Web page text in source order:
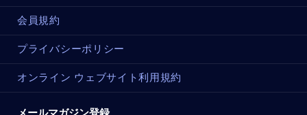
会員規約
プライバシーポリシー
オンライン ウェブサイト利用規約